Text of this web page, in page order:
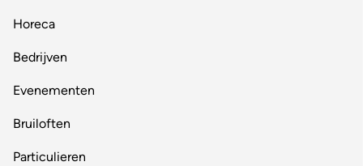
Horeca
Bedrijven
Evenementen
Bruiloften
Particulieren